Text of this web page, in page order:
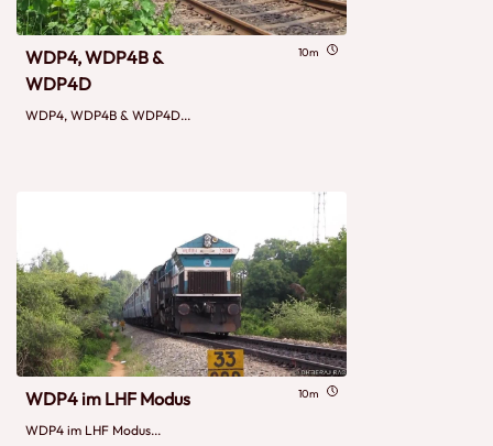
WDP4, WDP4B &
WDP4D
10m
WDP4, WDP4B & WDP4D...
WDP4 im LHF Modus 10m
WDP4 im LHF Modus...